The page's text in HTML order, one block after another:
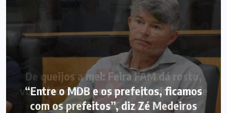
“Entre o MDB e os prefeitos, ficamos
com os prefeitos”, diz Zé Medeiros